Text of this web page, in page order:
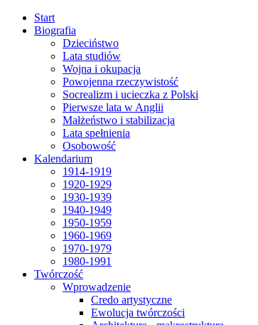
Start
Biografia
Dzieciństwo
Lata studiów
Wojna i okupacja
Powojenna rzeczywistość
Socrealizm i ucieczka z Polski
Pierwsze lata w Anglii
Małżeństwo i stabilizacja
Lata spełnienia
Osobowość
Kalendarium
1914-1919
1920-1929
1930-1939
1940-1949
1950-1959
1960-1969
1970-1979
1980-1991
Twórczość
Wprowadzenie
Credo artystyczne
Ewolucja twórczości